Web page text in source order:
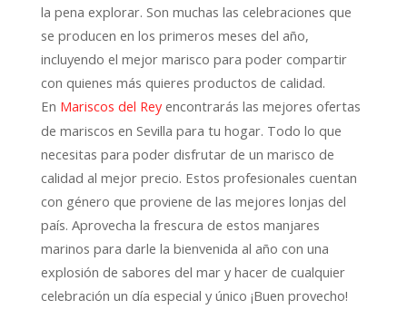
la pena explorar. Son muchas las celebraciones que
se producen en los primeros meses del año,
incluyendo el mejor marisco para poder compartir
con quienes más quieres productos de calidad.
En Mariscos del Reyencontrarás las mejores ofertas
de mariscos en Sevilla para tu hogar. Todo lo que
necesitas para poder disfrutar de un marisco de
calidad al mejor precio. Estos profesionales cuentan
con género que proviene de las mejores lonjas del
país. Aprovecha la frescura de estos manjares
marinos para darle la bienvenida al año con una
explosión de sabores del mar y hacer de cualquier
celebración un día especial y único ¡Buen provecho!